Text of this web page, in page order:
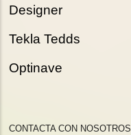
Designer
Tekla Tedds
Optinave
CONTACTA CON NOSOTROS